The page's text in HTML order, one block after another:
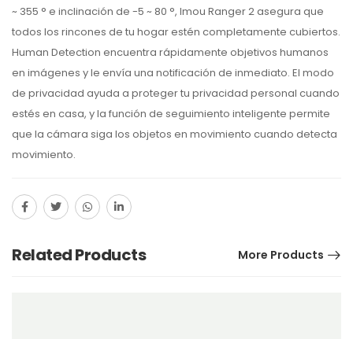
~ 355 ° e inclinación de -5 ~ 80 °, Imou Ranger 2 asegura que
todos los rincones de tu hogar estén completamente cubiertos.
Human Detection encuentra rápidamente objetivos humanos
en imágenes y le envía una notificación de inmediato. El modo
de privacidad ayuda a proteger tu privacidad personal cuando
estés en casa, y la función de seguimiento inteligente permite
que la cámara siga los objetos en movimiento cuando detecta
movimiento.
Related Products More Products